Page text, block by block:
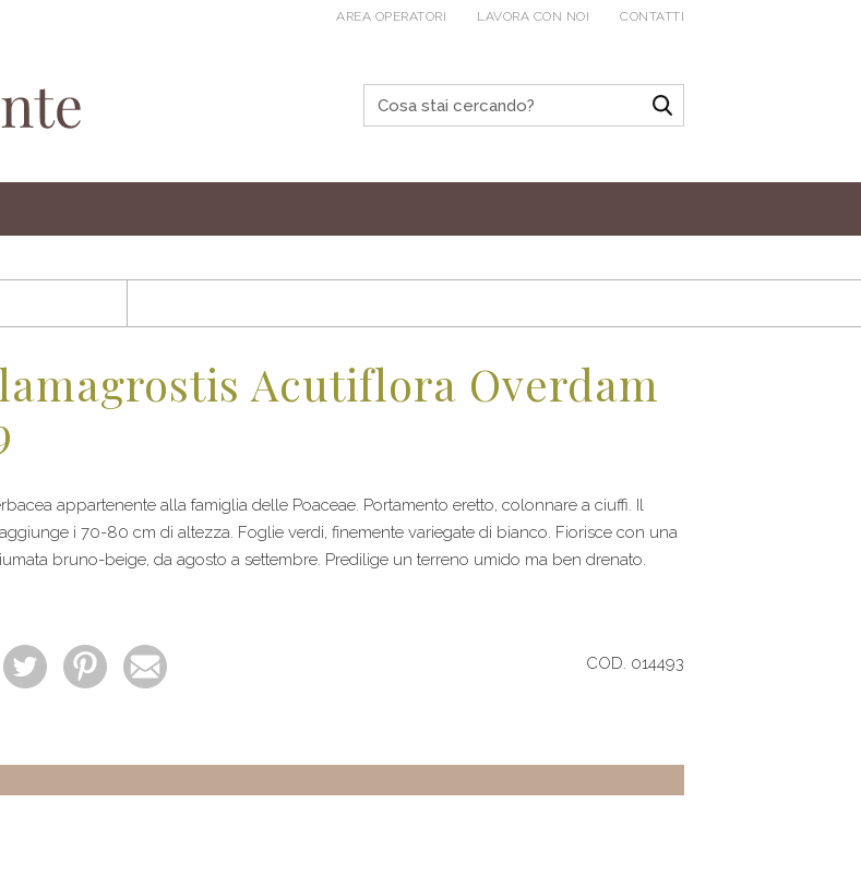
AREA OPERATORI LAVORA CON NOI CONTATTI
Acutiflora Overdam
appartenente alla famiglia delle Poaceae. Portamento eretto, colonnare a ciuffi. Il
i 70-80 cm di altezza. Foglie verdi, finemente variegate di bianco. Fiorisce con una
bruno-beige, da agosto a settembre. Predilige un terreno umido ma ben drenato.
COD. 014493